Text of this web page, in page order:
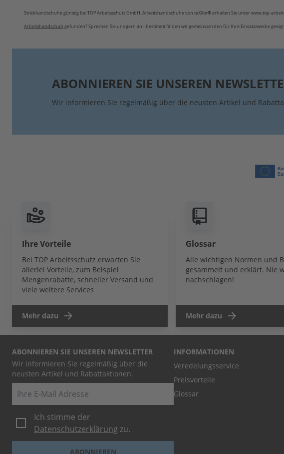
Strickhandschuhe günstig bei TOP Arbeitsschutz GmbH. Arbeitshandschuhe von teXXor®erhalten Sie unter www.top-
Arbeitshandschuh gefunden? Sprechen Sie uns gern an - bestimmt finden wir gemeinsam den für Ihre Einsatzzwecke
ABONNIEREN SIE UNSEREN
Wir informieren Sie regelmäßig über die neusten Artikel und
Ihre Vorteile
Bei TOP Arbeitsschutz erwarten Sie
allerlei Vorteile, zum Beispiel
Mengenrabatte, schneller Versand und
viele weitere Services
Mehr dazu
Glossar
Alle wichtigen Normen und
gesammelt und erklärt. Nie
nachschlagen!
Mehr dazu
ABONNIEREN SIE UNSEREN NEWSLETTER
Wir informieren Sie regelmäßig über die
neusten Artikel und Rabattaktionen.
E-Mail
Ich stimme der
Datenschutzerklärung zu.
ABONNIEREN
INFORMATIONEN
Veredelungsservice
Preisvorteile
Glossar